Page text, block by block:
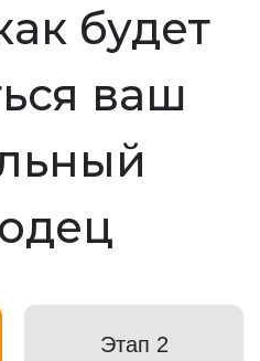
будет
ваш
Этап 2